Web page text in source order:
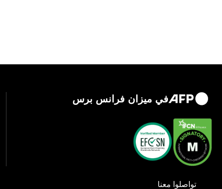
في ميزان فرانس برس
تواصلوا معنا